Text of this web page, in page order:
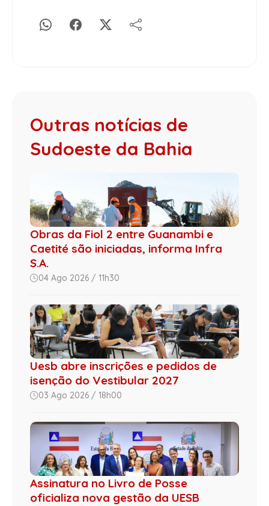
Outras notícias de
Sudoeste da Bahia
Obras da Fiol 2 entre Guanambi e
Caetité são iniciadas, informa Infra
S.A.
04 Ago 2026 / 11h30
Uesb abre inscrições e pedidos de
isenção do Vestibular 2027
03 Ago 2026 / 18h00
Assinatura no Livro de Posse
oficializa nova gestão da UESB